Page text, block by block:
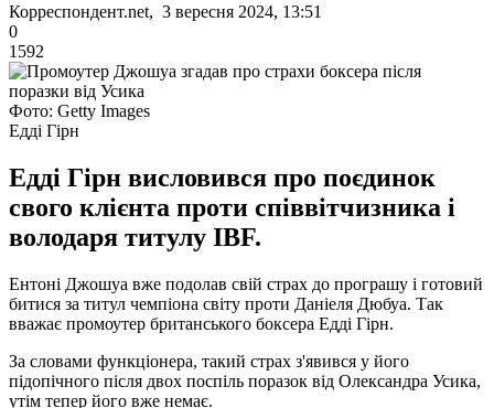
Корреспондент.net, 3 вересня 2024, 13:51
0
1592
Фото: Getty Images
Едді Гірн
Едді Гірн висловився про поєдинок
свого клієнта проти співвітчизника і
володаря титулу IBF.
Ентоні Джошуа вже подолав свій страх до програшу і готовий
битися за титул чемпіона світу проти Даніеля Дюбуа. Так
вважає промоутер британського боксера Едді Гірн.
За словами функціонера, такий страх з'явився у його
підопічного після двох поспіль поразок від Олександра Усика,
утім тепер його вже немає.